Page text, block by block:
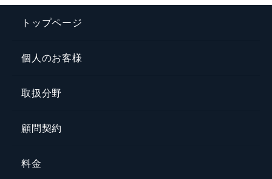
トップページ
個人のお客様
取扱分野
顧問契約
料金